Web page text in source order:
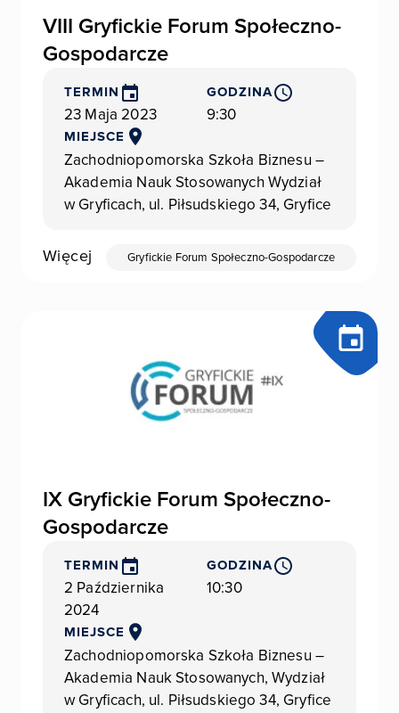
VIII Gryfickie Forum Społeczno-
Gospodarcze
TERMIN
23 Maja 2023
GODZINA
9:30
MIEJSCE
Zachodniopomorska Szkoła Biznesu –
Akademia Nauk Stosowanych Wydział
w Gryficach, ul. Piłsudskiego 34, Gryfice
Więcej Gryfickie Forum Społeczno-Gospodarcze
IX Gryfickie Forum Społeczno-
Gospodarcze
TERMIN
2 Października
2024
GODZINA
10:30
MIEJSCE
Zachodniopomorska Szkoła Biznesu –
Akademia Nauk Stosowanych, Wydział
w Gryficach, ul. Piłsudskiego 34, Gryfice